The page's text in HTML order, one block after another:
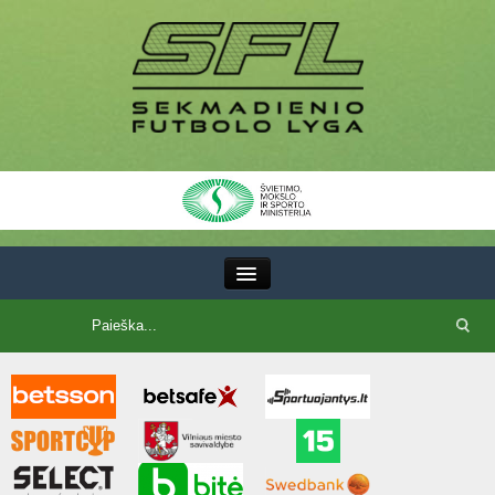
SFL taurė
7x7 CUP